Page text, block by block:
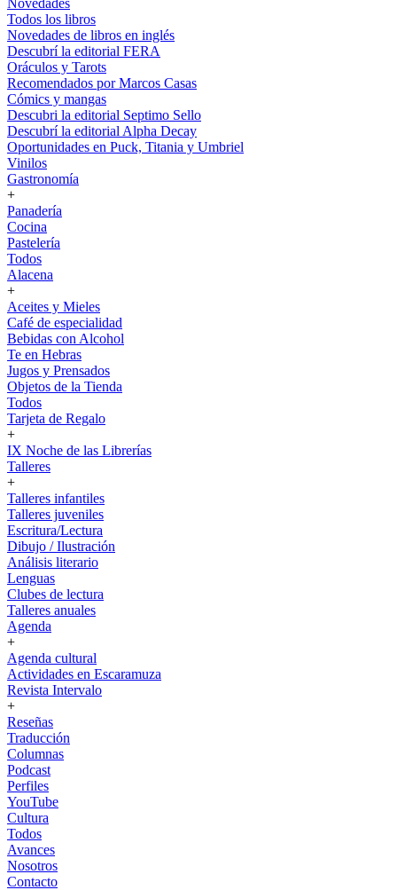
Novedades
Todos los libros
Novedades de libros en inglés
Descubrí la editorial FERA
Oráculos y Tarots
Recomendados por Marcos Casas
Cómics y mangas
Descubri la editorial Septimo Sello
Descubrí la editorial Alpha Decay
Oportunidades en Puck, Titania y Umbriel
Vinilos
Gastronomía
+
Panadería
Cocina
Pastelería
Todos
Alacena
+
Aceites y Mieles
Café de especialidad
Bebidas con Alcohol
Te en Hebras
Jugos y Prensados
Objetos de la Tienda
Todos
Tarjeta de Regalo
+
IX Noche de las Librerías
Talleres
+
Talleres infantiles
Talleres juveniles
Escritura/Lectura
Dibujo / Ilustración
Análisis literario
Lenguas
Clubes de lectura
Talleres anuales
Agenda
+
Agenda cultural
Actividades en Escaramuza
Revista Intervalo
+
Reseñas
Traducción
Columnas
Podcast
Perfiles
YouTube
Cultura
Todos
Avances
Nosotros
Contacto